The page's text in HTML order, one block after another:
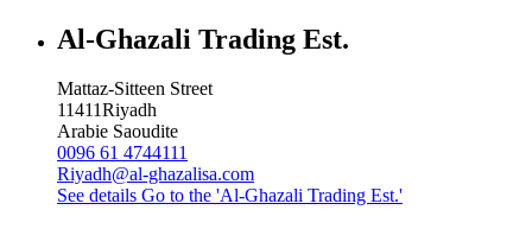
Al-Ghazali Trading Est.
Mattaz-Sitteen Street
11411Riyadh
Arabie Saoudite
0096 61 4744111
Riyadh@al-ghazalisa.com
See details Go to the 'Al-Ghazali Trading Est.'